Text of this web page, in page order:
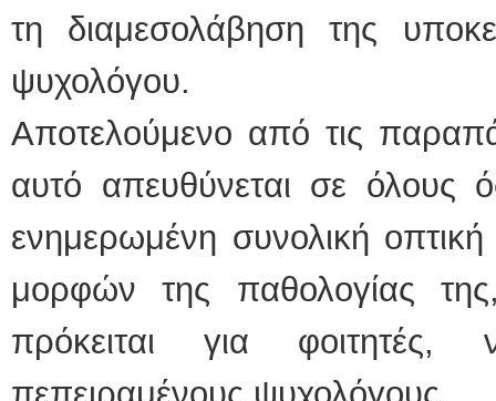
τη διαμεσολάβηση της
ψυχολόγου.
Αποτελούμενο από τις
αυτό απευθύνεται σε όλους
ενημερωμένη συνολική
μορφών της παθολογίας
πρόκειται για φοιτητές,